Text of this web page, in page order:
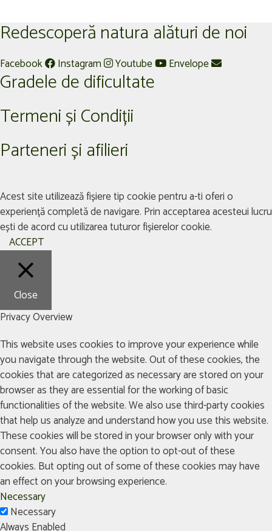
Redescoperă natura alături de noi
Facebook Instagram Youtube Envelope
Gradele de dificultate
Termeni și Condiții
Parteneri și afilieri
Acest site utilizează fișiere tip cookie pentru a-ti oferi o
experiență completă de navigare. Prin acceptarea acesteui lucru
ești de acord cu utilizarea tuturor fișierelor cookie.
ACCEPT
Close
Privacy Overview
This website uses cookies to improve your experience while
you navigate through the website. Out of these cookies, the
cookies that are categorized as necessary are stored on your
browser as they are essential for the working of basic
functionalities of the website. We also use third-party cookies
that help us analyze and understand how you use this website.
These cookies will be stored in your browser only with your
consent. You also have the option to opt-out of these
cookies. But opting out of some of these cookies may have
an effect on your browsing experience.
Necessary
Necessary
Always Enabled